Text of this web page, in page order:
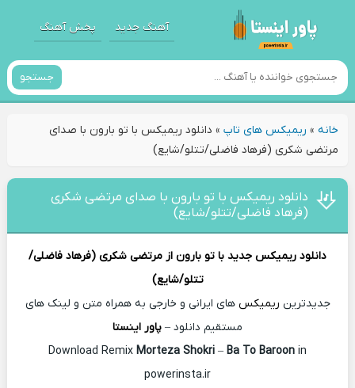
آهنگ جدید پخش آهنگ
جستجو
خانه» ریمیکس های تاپ» دانلود ریمیکس با تو بارون با صدای
مرتضی شكری (فرهاد فاضلی/تتلو/شايع)
دانلود ریمیکس با تو بارون با صدای مرتضی شكری
(فرهاد فاضلی/تتلو/شايع)
دانلود ریمیکس جدید با تو بارون از مرتضی شكری (فرهاد فاضلی/
تتلو/شايع)
جدیدترین ریمیکس های ایرانی و خارجی به همراه متن و لینک های
مستقیم دانلود – پاور اینستا
Morteza Shokri– Ba To Baroon in
powerinsta.ir